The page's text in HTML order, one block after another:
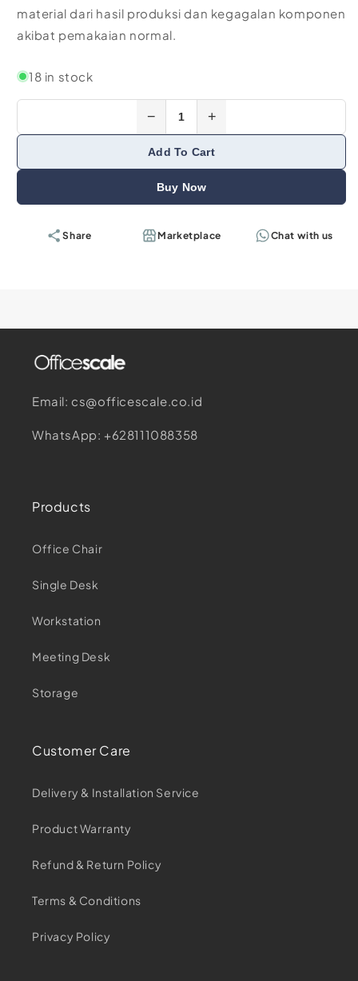
material dari hasil produksi dan kegagalan komponen
akibat pemakaian normal.
18 in stock
− +
Add To Cart
Buy Now
Share Marketplace Chat with us
Email: cs@officescale.co.id
WhatsApp: +628111088358
Products
Office Chair
Single Desk
Workstation
Meeting Desk
Storage
Customer Care
Delivery & Installation Service
Product Warranty
Refund & Return Policy
Terms & Conditions
Privacy Policy